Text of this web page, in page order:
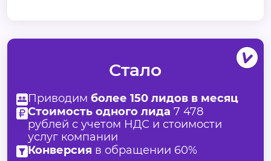
Стало
Приводимболее 150 лидов в месяц
Стоимость одного лида7 478
рублей с учетом НДС и стоимости
услуг компании
Конверсия в обращении 60%